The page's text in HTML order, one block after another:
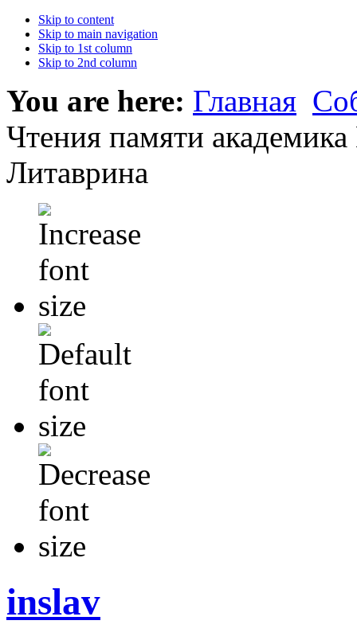
Skip to content
Skip to main navigation
Skip to 1st column
Skip to 2nd column
You are here: Главная
Чтения памяти
Литаврина
inslav